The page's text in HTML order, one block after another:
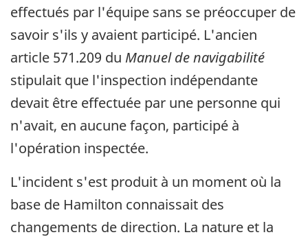
effectués par l'équipe sans se préoccuper de
savoir s'ils y avaient participé. L'ancien
article 571.209 du Manuel de navigabilité
stipulait que l'inspection indépendante
devait être effectuée par une personne qui
n'avait, en aucune façon, participé à
l'opération inspectée.
L'incident s'est produit à un moment où la
base de Hamilton connaissait des
changements de direction. La nature et la